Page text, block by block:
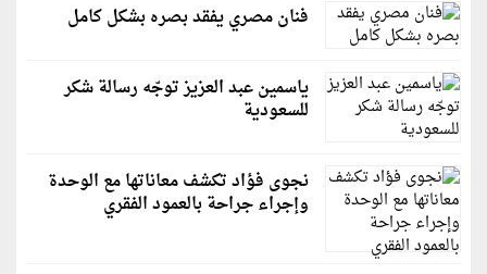
فنان مصري يفقد بصره بشكل كامل
ياسمين عبد العزيز توجّه رسالة شكر
للسعودية
نجوى فؤاد تكشف معاناتها مع الوحدة
وإجراء جراحة بالعمود الفقري